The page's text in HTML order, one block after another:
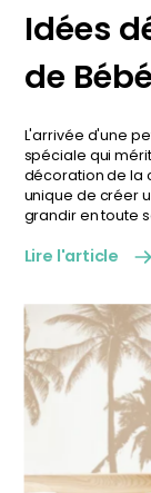
Idées
de
L'arrivée d'une
spéciale qui
décoration de la
unique de créer
grandir en toute
Lire l'article